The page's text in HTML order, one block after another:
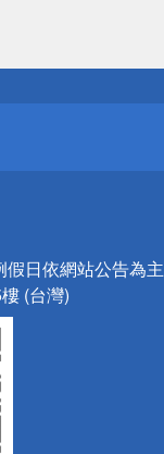
日依網站公告為主
(台灣)